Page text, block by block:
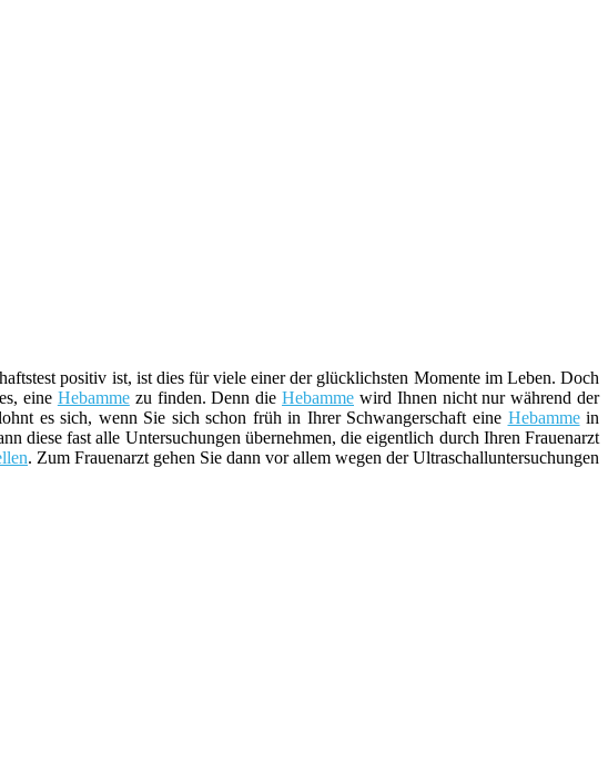
positiv ist, ist dies für viele einer der glücklichsten Momente im Leben. Doch
eine Hebammezu finden. Denn dieHebamme wird Ihnen nicht nur während der
es sich, wenn Sie sich schon früh in Ihrer Schwangerschaft eine Hebammein
diese fast alle Untersuchungen übernehmen, die eigentlich durch Ihren Frauenarzt
. Zum Frauenarzt gehen Sie dann vor allem wegen der Ultraschalluntersuchungen